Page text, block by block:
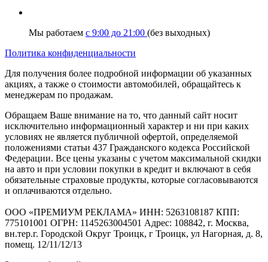
Мы работаем с 9:00 до 21:00 (без выходных)
Политика конфиденциальности
Для получения более подробной информации об указанных
акциях, а также о стоимости автомобилей, обращайтесь к
менеджерам по продажам.
Обращаем Ваше внимание на то, что данный сайт носит
исключительно информационный характер и ни при каких
условиях не является публичной офертой, определяемой
положениями статьи 437 Гражданского кодекса Российской
Федерации. Все цены указаны с учетом максимальной скидки
на авто и при условии покупки в кредит и включают в себя
обязательные страховые продукты, которые согласовываются
и оплачиваются отдельно.
ООО «ПРЕМИУМ РЕКЛАМА» ИНН: 5263108187 КПП:
775101001 ОГРН: 1145263004501 Адрес: 108842, г. Москва,
вн.тер.г. Городской Округ Троицк, г Троицк, ул Нагорная, д. 8,
помещ. 12/11/12/13